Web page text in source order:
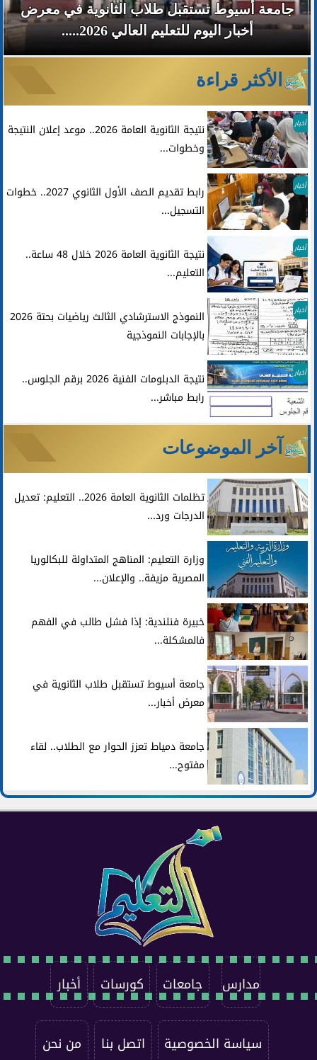
جامعة أسيوط تستقبل طلاب الثانوية في معرض
أخبار اليوم للتعليم العالي 2026.....
الأكثر قراءة
أخبار
نتيجة الثانوية العامة 2026.. موعد إعلان النتيجة
وخطوات...
أخبار
رابط تقديم الصف الأول الثانوي 2027.. خطوات
التسجيل...
أخبار
نتيجة الثانوية العامة 2026 خلال 48 ساعة..
التعليم...
أخبار
النموذج الاسترشادي الثالث رياضيات بحتة 2026
بالإجابات النموذجية
أخبار
نتيجة الدبلومات الفنية 2026 برقم الجلوس..
رابط مباشر...
آخر الموضوعات
تظلمات الثانوية العامة 2026.. التعليم: تعديل
الدرجات ورد...
وزارة التعليم: المناهج المتداولة للبكالوريا
المصرية مزيفة.. والإعلان...
خبيرة فنلندية: إذا فشل طالب في الفهم
فالمشكلة...
جامعة أسيوط تستقبل طلاب الثانوية في
معرض أخبار...
جامعة دمياط تعزز الحوار مع الطلاب.. لقاء
مفتوح...
مدارس جامعات كورسات أخبار
سياسة الخصوصية اتصل بنا من نحن